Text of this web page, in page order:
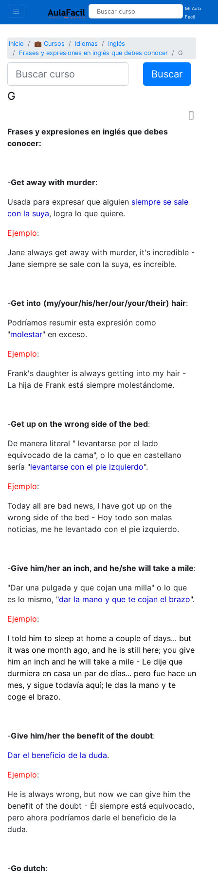
Mi Aula
Facil
Inicio 💼 Cursos Idiomas
Inglés
Frases y expresiones en inglés que debes conocer
G
Buscar
G
Frases y expresiones en inglés que debes
conocer:
-Get away with murder:
Usada para expresar que alguien siempre se sale
con la suya, logra lo que quiere.
Ejemplo:
Jane always get away with murder, it's incredible -
Jane siempre se sale con la suya, es increíble.
-Get into (my/your/his/her/our/your/their) hair:
Podríamos resumir esta expresión como
"molestar" en exceso.
Ejemplo:
Frank's daughter is always getting into my hair -
La hija de Frank está siempre molestándome.
-Get up on the wrong side of the bed:
De manera literal " levantarse por el lado
equivocado de la cama", o lo que en castellano
sería "levantarse con el pie izquierdo".
Ejemplo:
Today all are bad news, I have got up on the
wrong side of the bed - Hoy todo son malas
noticias, me he levantado con el pie izquierdo.
-Give him/her an inch, and he/she will take a mile:
"Dar una pulgada y que cojan una milla" o lo que
es lo mismo, "dar la mano y que te cojan el brazo".
Ejemplo:
I told him to sleep at home a couple of days... but
it was one month ago, and he is still here; you give
him an inch and he will take a mile - Le dije que
durmiera en casa un par de días... pero fue hace un
mes, y sigue todavía aquí; le das la mano y te
coge el brazo.
-Give him/her the benefit of the doubt:
Dar el beneficio de la duda.
Ejemplo:
He is always wrong, but now we can give him the
benefit of the doubt - Él siempre está equivocado,
pero ahora podríamos darle el beneficio de la
duda.
-Go dutch: